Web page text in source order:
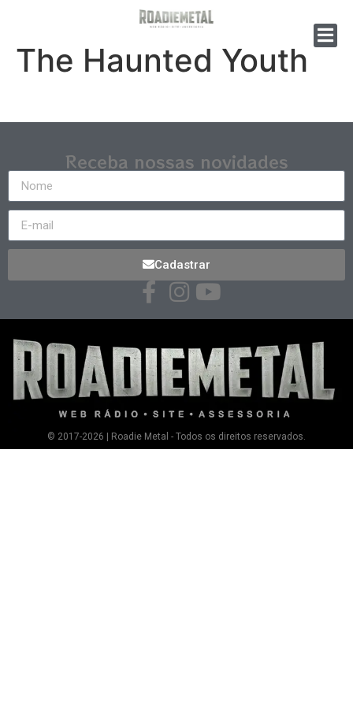
The Haunted Youth
Receba nossas novidades
Cadastrar
© 2017-2026 | Roadie Metal - Todos os direitos reservados.